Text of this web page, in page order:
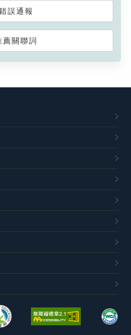
誤通報
薦關聯詞